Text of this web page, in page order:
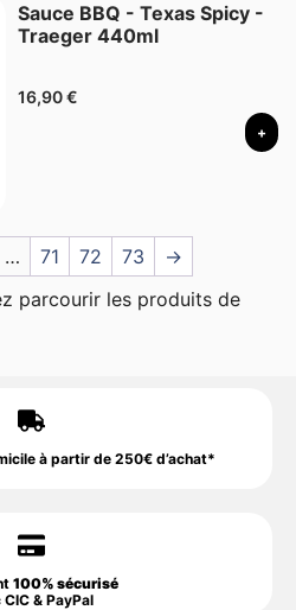
Sauce BBQ - Texas Spicy -
Traeger 440ml
16,90€
+
… 71 72 73
→
parcourir les produits de
à partir de 250€ d’achat*
100% sécurisé
CIC & PayPal